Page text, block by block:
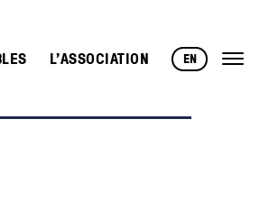
L’ASSOCIATION EN